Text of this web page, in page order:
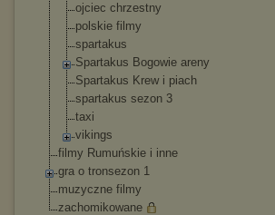
ojciec chrzestny
polskie filmy
spartakus
Spartakus Bogowie areny
Spartakus Krew i piach
spartakus sezon 3
taxi
vikings
filmy Rumuńskie i inne
gra o tronsezon 1
muzyczne filmy
zachomikowane